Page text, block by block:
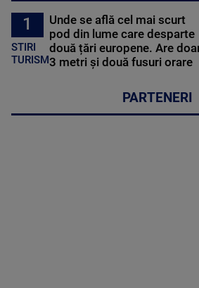
1
STIRI
TURISM
Unde se află cel mai scurt
pod din lume care desparte
două țări europene. Are
3 metri și două fusuri orare
PARTENERI